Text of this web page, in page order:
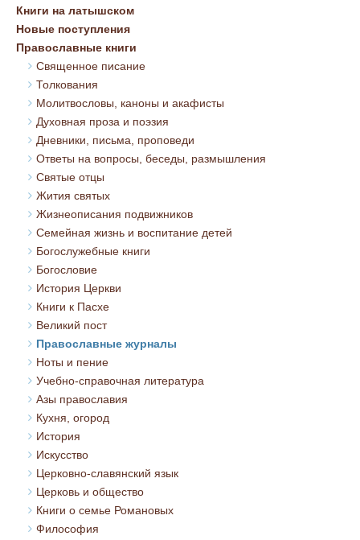
Книги на латышском
Новые поступления
Православные книги
Священное писание
Толкования
Молитвословы, каноны и акафисты
Духовная проза и поэзия
Дневники, письма, проповеди
Ответы на вопросы, беседы, размышления
Святые отцы
Жития святых
Жизнеописания подвижников
Семейная жизнь и воспитание детей
Богослужебные книги
Богословие
История Церкви
Книги к Пасхе
Великий пост
Православные журналы
Ноты и пение
Учебно-справочная литература
Азы православия
Кухня, огород
История
Искусство
Церковно-славянский язык
Церковь и общество
Книги о семье Романовых
Философия